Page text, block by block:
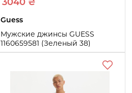
Guess
Мужские джинсы GUESS
1160659581 (Зеленый 38)
Купить